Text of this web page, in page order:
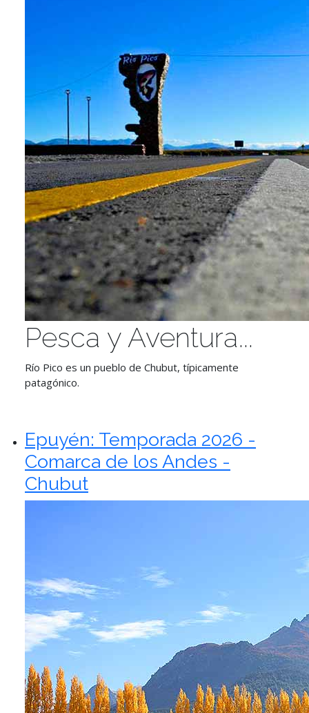
Pesca y Aventura...
Río Pico es un pueblo de Chubut, típicamente
patagónico.
Epuyén: Temporada 2026 -
Comarca de los Andes -
Chubut